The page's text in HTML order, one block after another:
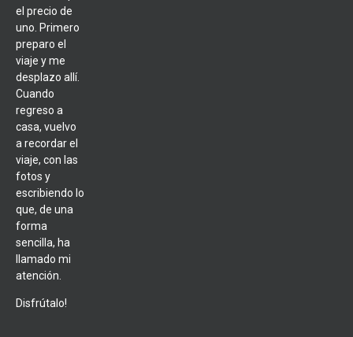
el precio de
uno. Primero
preparo el
viaje y me
desplazo allí.
Cuando
regreso a
casa, vuelvo
a recordar el
viaje, con las
fotos y
escribiendo lo
que, de una
forma
sencilla, ha
llamado mi
atención.
Disfrútalo!